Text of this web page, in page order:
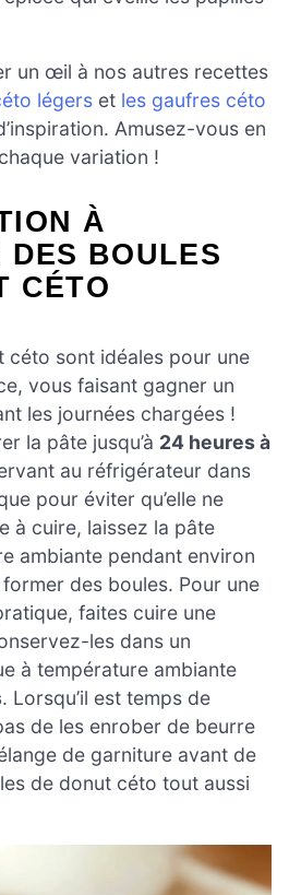
un œil à nos autres recettes
légers et les gaufres céto
Amusez-vous en
variation !
À
DES BOULES
CÉTO
céto sont idéales pour une
vous faisant gagner un
les journées chargées !
la pâte jusqu’à 24 heures à
au réfrigérateur dans
pour éviter qu’elle ne
à cuire, laissez la pâte
ambiante pendant environ
des boules. Pour une
faites cuire une
les dans un
à température ambiante
. Lorsqu’il est temps de
de les enrober de beurre
de garniture avant de
de donut céto tout aussi